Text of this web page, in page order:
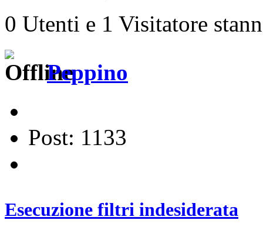
0 Utenti e 1 Visitatore
Peppino
Post: 1133
Esecuzione filtri indesiderata